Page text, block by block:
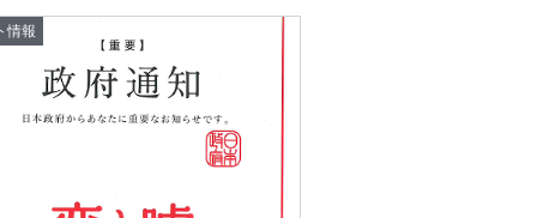
ワタベウェディングサービスサイト
情報